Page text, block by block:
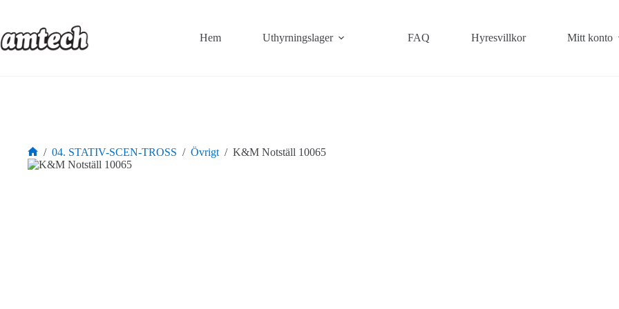
innehåll
Hem Uthyrningslager FAQ Hyresvillkor Mitt konto
Hem
/ 04. STATIV-SCEN-TROSS / Övrigt / K&M Notställ 10065